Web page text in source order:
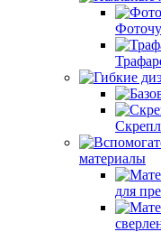
материалы
для